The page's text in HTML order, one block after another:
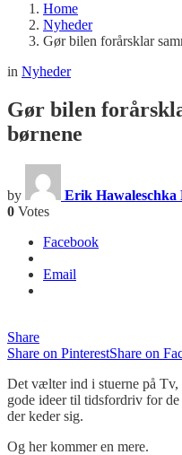
Home
Nyheder
Gør bilen forårsklar
in Nyheder
Gør bilen
børnene
by Erik Hawaleschka
0 Votes
Facebook
Email
Share
Share on PinterestShare on
Det vælter ind i stuerne på Tv,
gode ideer til tidsfordriv for
der keder sig.
Og her kommer en mere.